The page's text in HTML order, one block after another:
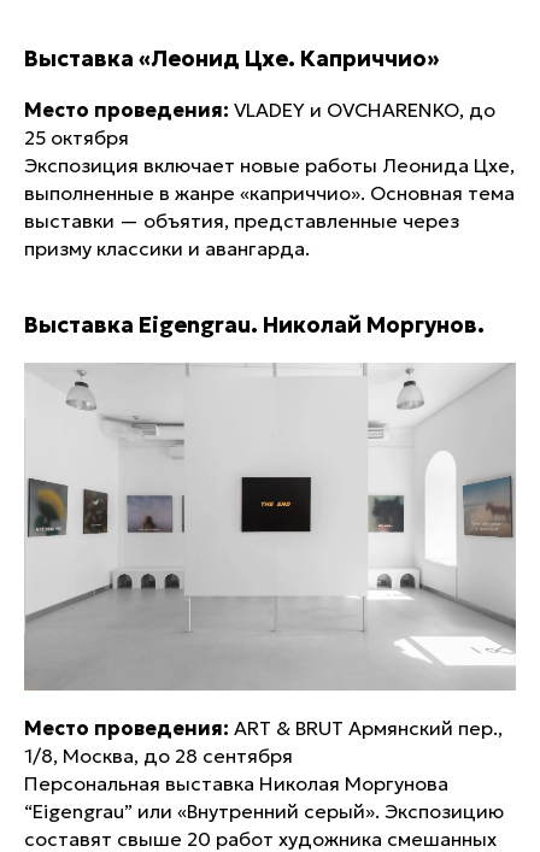
Выставка «Леонид Цхе. Каприччио»
Место проведения: VLADEY и OVCHARENKO, до
25 октября
Экспозиция включает новые работы Леонида Цхе,
выполненные в жанре «каприччио». Основная тема
выставки — объятия, представленные через
призму классики и авангарда.
Выставка Eigengrau. Николай Моргунов.
Место проведения: ART & BRUT Армянский пер.,
1/8, Москва, до 28 сентября
Персональная выставка Николая Моргунова
“Eigengrau” или «Внутренний серый». Экспозицию
составят свыше 20 работ художника смешанных